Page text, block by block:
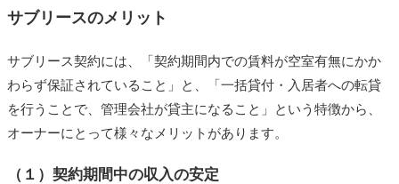
サブリースのメリット
サブリース契約には、「契約期間内での賃料が空室有無にかか
わらず保証されていること」と、「一括貸付・入居者への転貸
を行うことで、管理会社が貸主になること」という特徴から、
オーナーにとって様々なメリットがあります。
（１）契約期間中の収入の安定